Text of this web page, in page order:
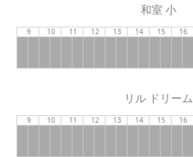
和室 小
9 10 11 12 13 14 15 16
リル ドリーム
9 10 11 12 13 14 15 16